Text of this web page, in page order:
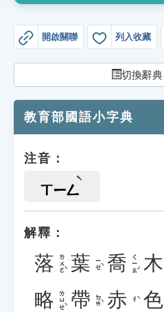
教學應用
貓頭鷹博士
開啟關聯 列入收藏
切換辭典
教育部國語小字典
注音：
ㄒㄧㄥ
解釋：
落 ㄌㄨㄛˋ 葉 ㄧㄝˋ 喬 ㄑㄧㄠˊ 木
略 ㄌㄩㄝˋ 帶 ㄉㄞˋ 赤 ㄔˋ 色